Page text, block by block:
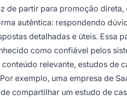
de partir para promoção
autêntica: respondendo
detalhadas e úteis. Essa
como confiável pelos
relevante, estudos de
exemplo, uma empresa de
compartilhar um estudo de